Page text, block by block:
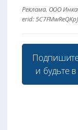
Реклама. ООО
erid:
и будьте